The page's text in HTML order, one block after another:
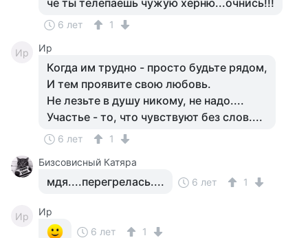
че ты телепаешь чужую херню...очнись!!!
6 лет 1
Ир Ир
Когда им трудно - просто будьте рядом,
И тем проявите свою любовь.
Не лезьте в душу никому, не надо....
Участье - то, что чувствуют без слов....
6 лет
1
Бизсовисный Катяра
мдя....перегрелась.... 6 лет 1
Ир
Ир
6 лет
1